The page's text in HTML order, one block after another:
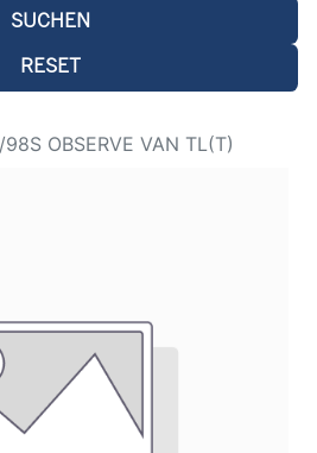
SUCHEN
RESET
OBSERVE VAN TL(T)